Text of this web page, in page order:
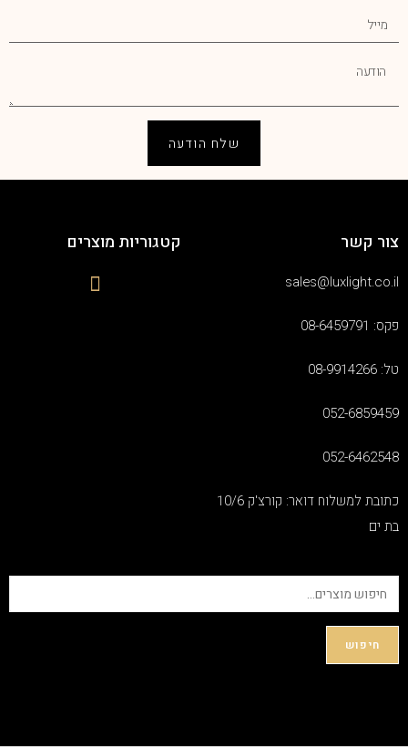
שלח הודעה
צור קשר
sales@luxlight.co.il
פקס: 08-6459791
טל: 08-9914266
052-6859459
052-6462548
כתובת למשלוח דואר: קורצ'ק 10/6
בת ים
קטגוריות מוצרים
חיפוש